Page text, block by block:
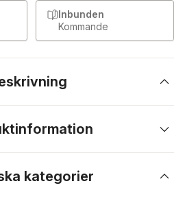
Inbunden
Kommande
kategorier